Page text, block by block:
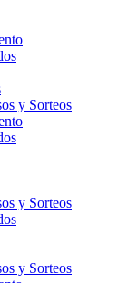
y Sorteos
y Sorteos
y Sorteos